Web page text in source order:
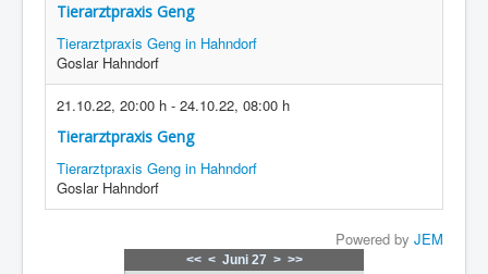
Tierarztpraxis Geng
Tierarztpraxis Geng in Hahndorf
Goslar Hahndorf
21.10.22, 20:00 h - 24.10.22, 08:00 h
Tierarztpraxis Geng
Tierarztpraxis Geng in Hahndorf
Goslar Hahndorf
Powered by JEM
<< < Juni 27 > >>